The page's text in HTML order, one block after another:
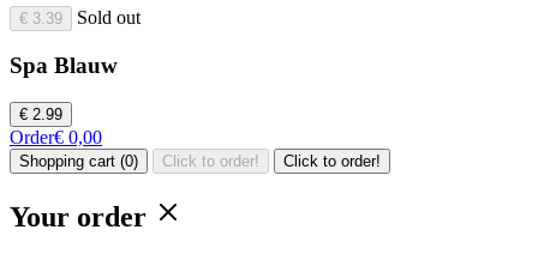
€ 3.39 Sold out
Spa Blauw
€ 2.99
Order€ 0,00
Shopping cart (0) Click to order! Click to order!
Your order